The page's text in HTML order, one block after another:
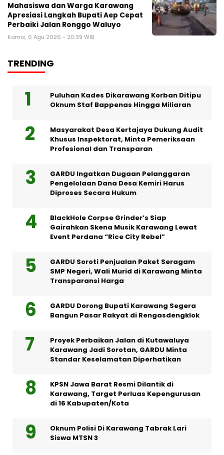
Mahasiswa dan Warga Karawang
Apresiasi Langkah Bupati Aep Cepat
Perbaiki Jalan Ronggo Waluyo
Kamis, 6 Agu 2026 - 20:39 WIB
TRENDING
Puluhan Kades Dikarawang Korban Ditipu
Oknum Staf Bappenas Hingga Miliaran
Masyarakat Desa Kertajaya Dukung Audit
Khusus Inspektorat, Minta Pemeriksaan
Profesional dan Transparan
GARDU Ingatkan Dugaan Pelanggaran
Pengelolaan Dana Desa Kemiri Harus
Diproses Secara Hukum
BlackHole Corpse Grinder’s Siap
Gairahkan Skena Musik Karawang Lewat
Event Perdana “Rice City Rebel”
GARDU Soroti Penjualan Paket Seragam
SMP Negeri, Wali Murid di Karawang Minta
Transparansi Harga
GARDU Dorong Bupati Karawang Segera
Bangun Pasar Rakyat di Rengasdengklok
Proyek Perbaikan Jalan di Kutawaluya
Karawang Jadi Sorotan, GARDU Minta
Standar Keselamatan Diperhatikan
KPSN Jawa Barat Resmi Dilantik di
Karawang, Target Perluas Kepengurusan
di 16 Kabupaten/Kota
Oknum Polisi Di Karawang Tabrak Lari
Siswa MTSN 3